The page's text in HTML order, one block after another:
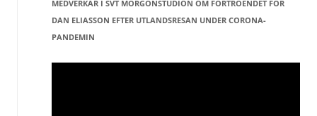
MEDVERKAR I SVT MORGONSTUDION OM FÖRTROENDET FÖR
DAN ELIASSON EFTER UTLANDSRESAN UNDER CORONA-
PANDEMIN
Videospelare